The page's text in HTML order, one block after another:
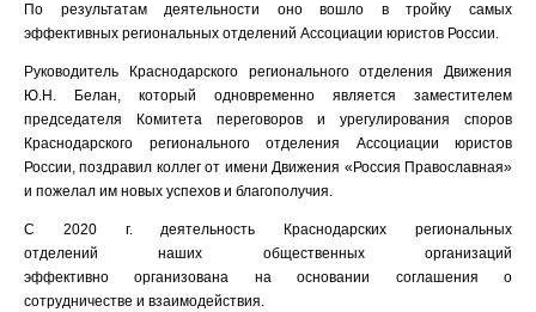
По результатам деятельности оно вошло в тройку самых
эффективных региональных отделений Ассоциации юристов России.
Руководитель Краснодарского регионального отделения Движения
Ю.Н. Белан, который одновременно является заместителем
председателя Комитета переговоров и урегулирования споров
Краснодарского регионального отделения Ассоциации юристов
России, поздравил коллег от имени Движения «Россия Православная»
и пожелал им новых успехов и благополучия.
С 2020 г. деятельность Краснодарских региональных
отделений наших общественных организаций
эффективно организована на основании соглашения о
сотрудничестве и взаимодействия.